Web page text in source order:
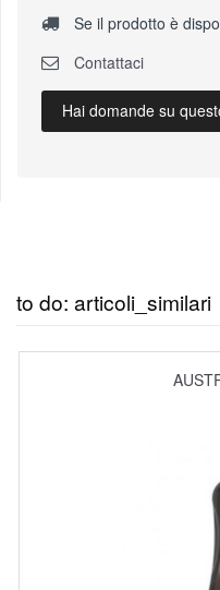
Se il prodotto è
Contattaci
Hai domande su
to do: articoli_similari